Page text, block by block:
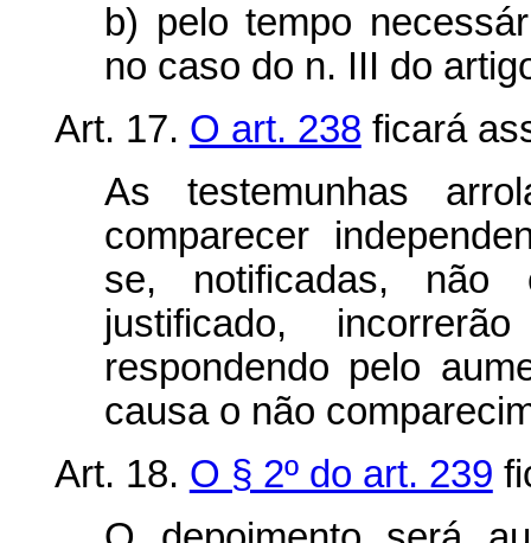
b) pelo tempo
no caso do n. III do
Art. 17. O art. 238 ficará
As testemunhas
comparecer
se, notificadas, não
justificado,
respondendo pelo
causa o não
Art. 18. O § 2º do art. 239